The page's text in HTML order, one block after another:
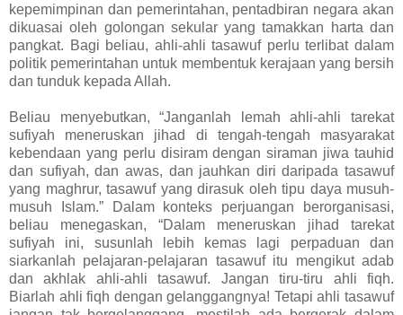
kepemimpinan dan pemerintahan, pentadbiran negara akan
dikuasai oleh golongan sekular yang tamakkan harta dan
pangkat. Bagi beliau, ahli-ahli tasawuf perlu terlibat dalam
politik pemerintahan untuk membentuk kerajaan yang bersih
dan tunduk kepada Allah.
Beliau menyebutkan, “Janganlah lemah ahli-ahli tarekat
sufiyah meneruskan jihad di tengah-tengah masyarakat
kebendaan yang perlu disiram dengan siraman jiwa tauhid
dan sufiyah, dan awas, dan jauhkan diri daripada tasawuf
yang maghrur, tasawuf yang dirasuk oleh tipu daya musuh-
musuh Islam.” Dalam konteks perjuangan berorganisasi,
beliau menegaskan, “Dalam meneruskan jihad tarekat
sufiyah ini, susunlah lebih kemas lagi perpaduan dan
siarkanlah pelajaran-pelajaran tasawuf itu mengikut adab
dan akhlak ahli-ahli tasawuf. Jangan tiru-tiru ahli fiqh.
Biarlah ahli fiqh dengan gelanggangnya! Tetapi ahli tasawuf